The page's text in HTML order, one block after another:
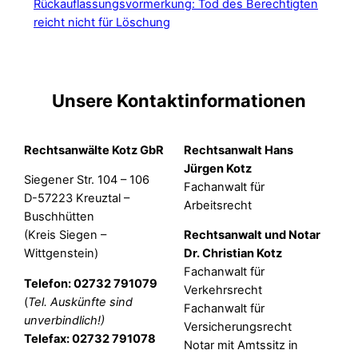
Rückauflassungsvormerkung: Tod des Berechtigten
reicht nicht für Löschung
Unsere Kontaktinformationen
Rechtsanwälte Kotz GbR
Siegener Str. 104 – 106
D-57223 Kreuztal –
Buschhütten
(Kreis Siegen –
Wittgenstein)
Telefon: 02732 791079
(Tel. Auskünfte sind
unverbindlich!)
Telefax: 02732 791078
Rechtsanwalt Hans
Jürgen Kotz
Fachanwalt für
Arbeitsrecht
Rechtsanwalt und Notar
Dr. Christian Kotz
Fachanwalt für
Verkehrsrecht
Fachanwalt für
Versicherungsrecht
Notar mit Amtssitz in